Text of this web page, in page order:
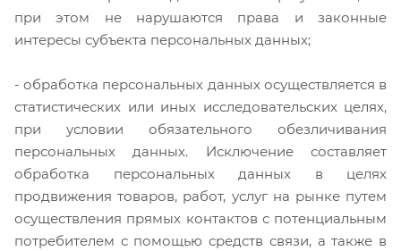
при этом не нарушаются права и законные
интересы субъекта персональных данных;
- обработка персональных данных осуществляется в
статистических или иных исследовательских целях,
при условии обязательного обезличивания
персональных данных. Исключение составляет
обработка персональных данных в целях
продвижения товаров, работ, услуг на рынке путем
осуществления прямых контактов с потенциальным
потребителем с помощью средств связи, а также в